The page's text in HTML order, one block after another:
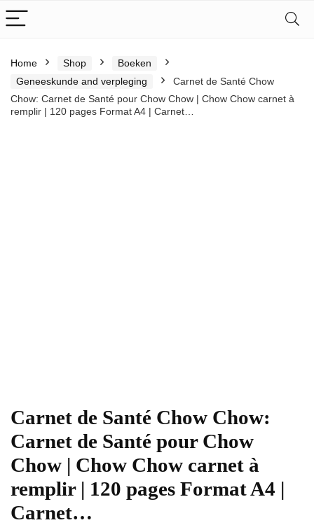
Home Shop
Boeken
Geneeskunde and verpleging
Carnet de Santé Chow
Chow: Carnet de Santé pour Chow Chow | Chow Chow carnet à
remplir | 120 pages Format A4 | Carnet…
Carnet de Santé Chow Chow:
Carnet de Santé pour Chow
Chow | Chow Chow carnet à
remplir | 120 pages Format A4 |
Carnet…